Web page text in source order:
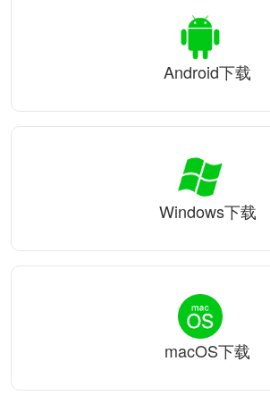
Android下载
Windows下载
macOS下载